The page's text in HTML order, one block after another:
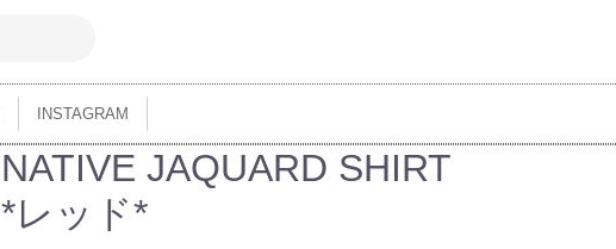
INSTAGRAM
NATIVE JAQUARD SHIRT
*レッド*